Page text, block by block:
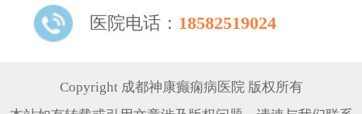
医院电话： 18582519024
Copyright 成都神康癫痫病医院 版权所有